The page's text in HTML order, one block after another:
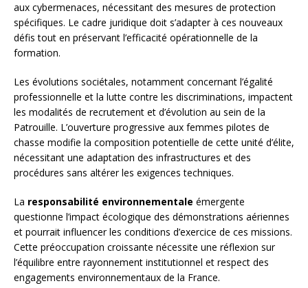
aux cybermenaces, nécessitant des mesures de protection
spécifiques. Le cadre juridique doit s’adapter à ces nouveaux
défis tout en préservant l’efficacité opérationnelle de la
formation.
Les évolutions sociétales, notamment concernant l’égalité
professionnelle et la lutte contre les discriminations, impactent
les modalités de recrutement et d’évolution au sein de la
Patrouille. L’ouverture progressive aux femmes pilotes de
chasse modifie la composition potentielle de cette unité d’élite,
nécessitant une adaptation des infrastructures et des
procédures sans altérer les exigences techniques.
La responsabilité environnementale émergente
questionne l’impact écologique des démonstrations aériennes
et pourrait influencer les conditions d’exercice de ces missions.
Cette préoccupation croissante nécessite une réflexion sur
l’équilibre entre rayonnement institutionnel et respect des
engagements environnementaux de la France.